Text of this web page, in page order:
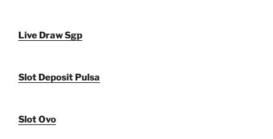
Live Draw Sgp
Slot Deposit Pulsa
Slot Ovo